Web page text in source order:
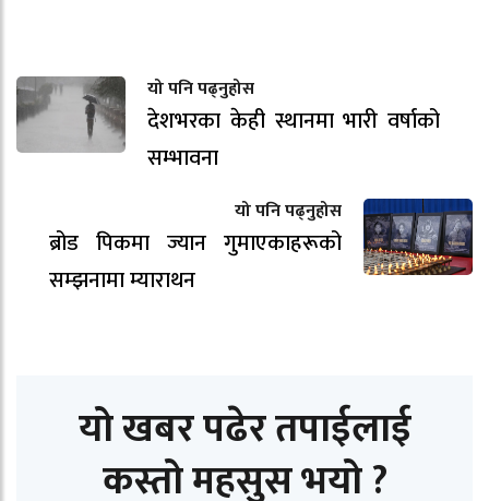
यो पनि पढ्नुहोस
देशभरका केही स्थानमा भारी वर्षाको
सम्भावना
यो पनि पढ्नुहोस
ब्रोड पिकमा ज्यान गुमाएकाहरूको
सम्झनामा म्याराथन
यो खबर पढेर तपाईलाई
कस्तो महसुस भयो ?